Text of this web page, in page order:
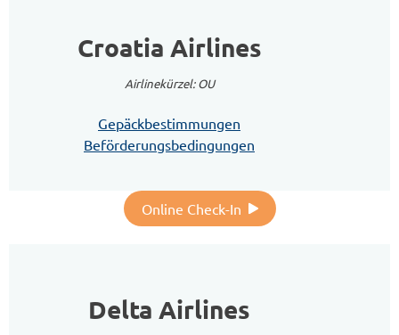
Croatia Airlines
Airlinekürzel: OU
Gepäckbestimmungen
Beförderungsbedingungen
Online Check-In
Delta Airlines